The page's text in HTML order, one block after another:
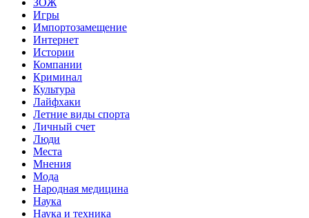
ЗОЖ
Игры
Импортозамещение
Интернет
Истории
Компании
Криминал
Культура
Лайфхаки
Летние виды спорта
Личный счет
Люди
Места
Мнения
Мода
Народная медицина
Наука
Наука и техника